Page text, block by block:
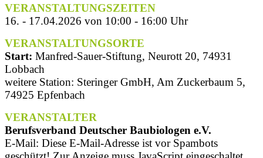
VERANSTALTUNGSZEITEN
16. - 17.04.2026 von 10:00 - 16:00 Uhr
VERANSTALTUNGSORTE
Start: Manfred-Sauer-Stiftung, Neurott 20, 74931
Lobbach
weitere Station: Steringer GmbH, Am Zuckerbaum 5,
74925 Epfenbach
VERANSTALTER
Berufsverband Deutscher Baubiologen e.V.
E-Mail: Diese E-Mail-Adresse ist vor Spambots